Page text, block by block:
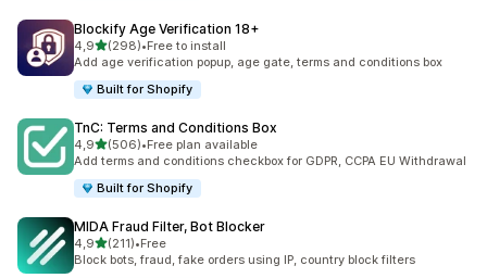
Blockify Age Verification 18+
4,9/ 5 tähteä
(298)
298 arvostelua yhteensä
•Free to install
Add age verification popup, age gate, terms and conditions box
Built for Shopify
TnC: Terms and Conditions Box
4,9/ 5 tähteä
(506)
506 arvostelua yhteensä
•Free plan available
Add terms and conditions checkbox for GDPR, CCPA EU Withdrawal
Built for Shopify
MIDA Fraud Filter, Bot Blocker
4,9/ 5 tähteä
(211)
211 arvostelua yhteensä
•Free
Block bots, fraud, fake orders using IP, country block filters